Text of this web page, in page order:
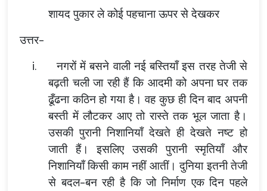
शायद पुकार ले कोई पहचाना ऊपर से देखकर
उत्तर-
i.
नगरों में बसने वाली नई बस्तियाँ इस तरह तेजी से
बढ़ती चली जा रही हैं कि आदमी को अपना घर तक
ढूँढना कठिन हो गया है। वह कुछ ही दिन बाद अपनी
बस्ती में लौटकर आए तो रास्ते तक भूल जाता है।
उसकी पुरानी निशानियाँ देखते ही देखते नष्ट हो
जाती हैं। इसलिए उसकी पुरानी स्मृतियाँ और
निशानियाँ किसी काम नहीं आतीं। दुनिया इतनी तेजी
से बदल-बन रही है कि जो निर्माण एक दिन पहले